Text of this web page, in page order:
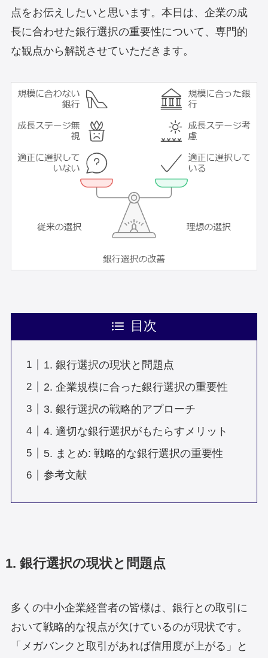
点をお伝えしたいと思います。本日は、企業の成
長に合わせた銀行選択の重要性について、専門的
な観点から解説させていただきます。
目次
1. 銀行選択の現状と問題点
2. 企業規模に合った銀行選択の重要性
3. 銀行選択の戦略的アプローチ
4. 適切な銀行選択がもたらすメリット
5. まとめ: 戦略的な銀行選択の重要性
参考文献
1. 銀行選択の現状と問題点
多くの中小企業経営者の皆様は、銀行との取引に
おいて戦略的な視点が欠けているのが現状です。
「メガバンクと取引があれば信用度が上がる」と